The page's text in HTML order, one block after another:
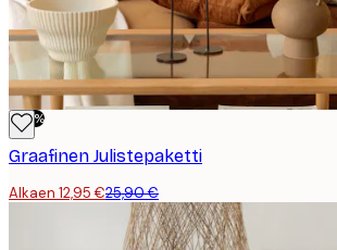
-50%
Graafinen Julistepaketti
Alkaen 12,95 €25,90 €